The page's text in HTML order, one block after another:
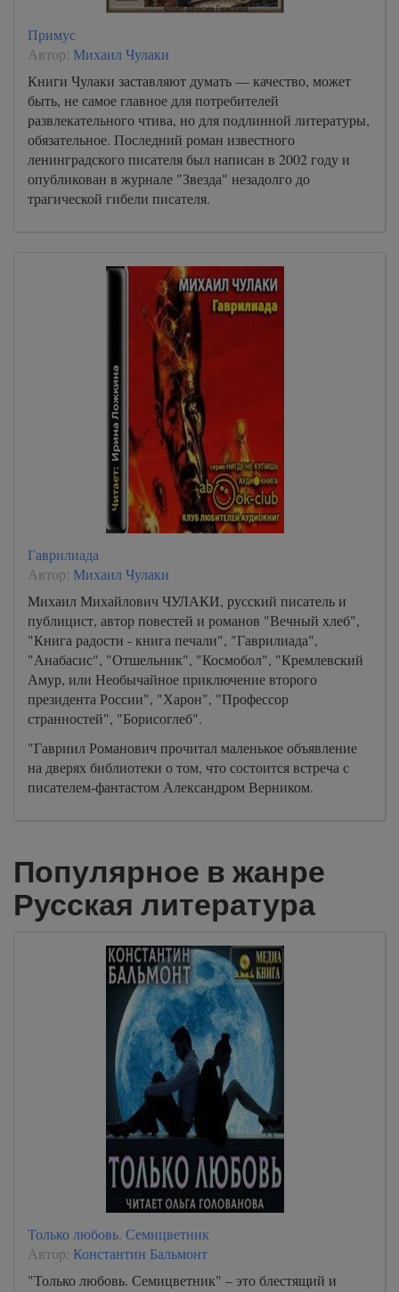
Примус
Автор: Михаил Чулаки
Книги Чулаки заставляют думать — качество, может
быть, не самое главное для потребителей
развлекательного чтива, но для подлинной литературы,
обязательное. Последний роман известного
ленинградского писателя был написан в 2002 году и
опубликован в журнале "Звезда" незадолго до
трагической гибели писателя.
Гаврилиада
Автор: Михаил Чулаки
Михаил Михайлович ЧУЛАКИ, русский писатель и
публицист, автор повестей и романов "Вечный хлеб",
"Книга радости - книга печали", "Гаврилиада",
"Анабасис", "Отшельник", "Космобол", "Кремлевский
Амур, или Необычайное приключение второго
президента России", "Харон", "Профессор
странностей", "Борисоглеб".
"Гавриил Романович прочитал маленькое объявление
на дверях библиотеки о том, что состоится встреча с
писателем-фантастом Александром Верником.
Популярное в жанре
Русская литература
Только любовь. Семицветник
Автор: Константин Бальмонт
"Только любовь. Семицветник" – это блестящий и